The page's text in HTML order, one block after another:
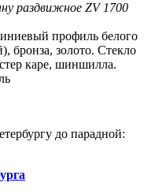
раздвижное ZV 1700
профиль белого
бронза, золото. Стекло
каре, шиншилла.
до парадной: